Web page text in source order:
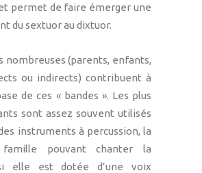
permet de faire émerger une
du sextuor au dixtuor.
nombreuses (parents, enfants,
ou indirects) contribuent à
de ces « bandes ». Les plus
sont assez souvent utilisés
instruments à percussion, la
pouvant chanter la
elle est dotée d’une voix